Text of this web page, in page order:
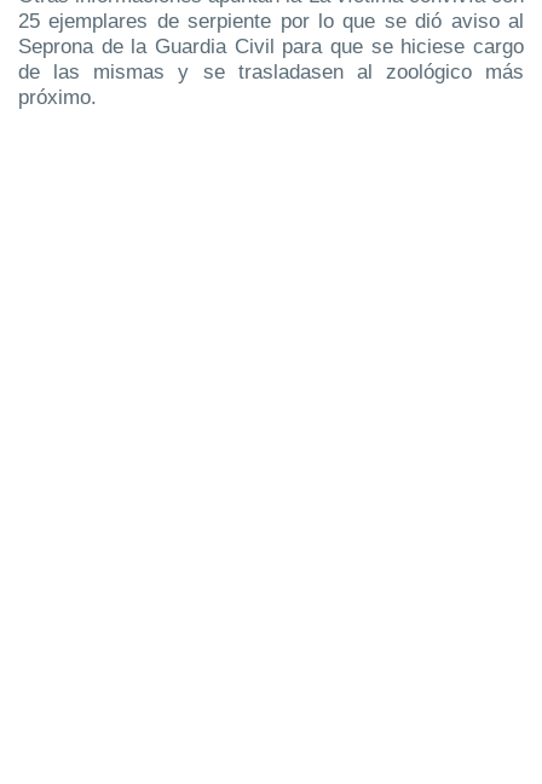
25 ejemplares de serpiente por lo que se dió aviso al
Seprona de la Guardia Civil para que se hiciese cargo
de las mismas y se trasladasen al zoológico más
próximo.